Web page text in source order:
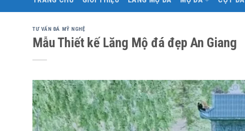
TƯ VẤN ĐÁ MỸ NGHỆ
Mẫu Thiết kế Lăng Mộ đá đẹp An Giang